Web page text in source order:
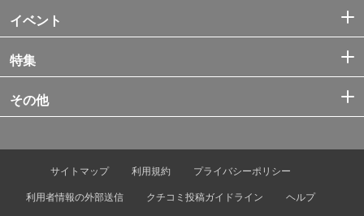
イベント
特集
その他
サイトマップ 利用規約
プライバシーポリシー
利用者情報の外部送信
クチコミ投稿ガイドライン
ヘルプ